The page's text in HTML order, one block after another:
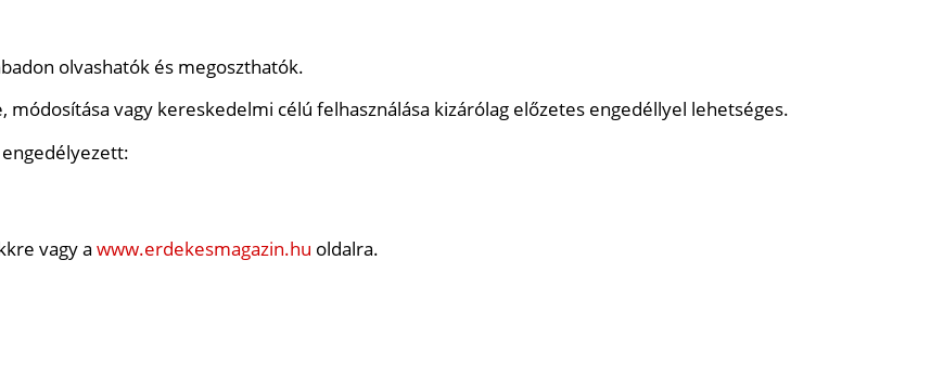
olvashatók és megoszthatók.
vagy kereskedelmi célú felhasználása kizárólag előzetes engedéllyel lehetséges.
vagy a www.erdekesmagazin.hu oldalra.